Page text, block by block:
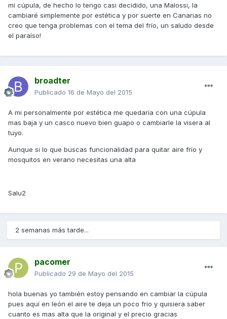
mi cúpula, de hecho lo tengo casi decidido, una Malossi, la
cambiaré simplemente por estética y por suerte en Canarias no
creo que tenga problemas con el tema del frío, un saludo desde
el paraíso!
broadter
Publicado 16 de Mayo del 2015
A mi personalmente por estética me quedaría con una cúpula
mas baja y un casco nuevo bien guapo o cambiarle la visera al
tuyo.
Aunque si lo que buscas funcionalidad para quitar aire frío y
mosquitos en verano necesitas una alta
Salu2
2 semanas más tarde...
pacomer
Publicado 29 de Mayo del 2015
hola buenas yo también estoy pensando en cambiar la cúpula
pues aquí en león el aire te deja un poco frio y quisiera saber
cuanto es mas alta que la original y el precio gracias